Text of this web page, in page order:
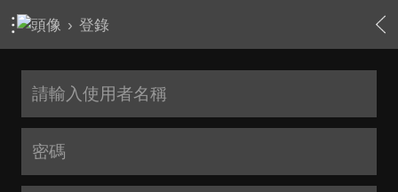
› 登錄